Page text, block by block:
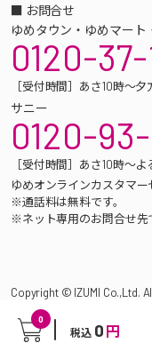
0
税込 0 円
■ お問合せ
ゆめタウン・ゆめマート
0120-37-
［受付時間］あさ10時～夕
サニー
0120-93-
［受付時間］あさ10時～よ
ゆめオンラインカスタマー
※通話料は無料です。
※ネット専用のお問合せ先
Copyright © IZUMI Co.,Ltd.